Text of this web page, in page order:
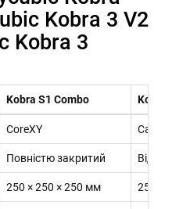
Kobra 3 V2
Kobra 3
Kobra S1 Combo Kobra
CoreXY
Повністю закритий
250 × 250 × 250 мм 255 ×